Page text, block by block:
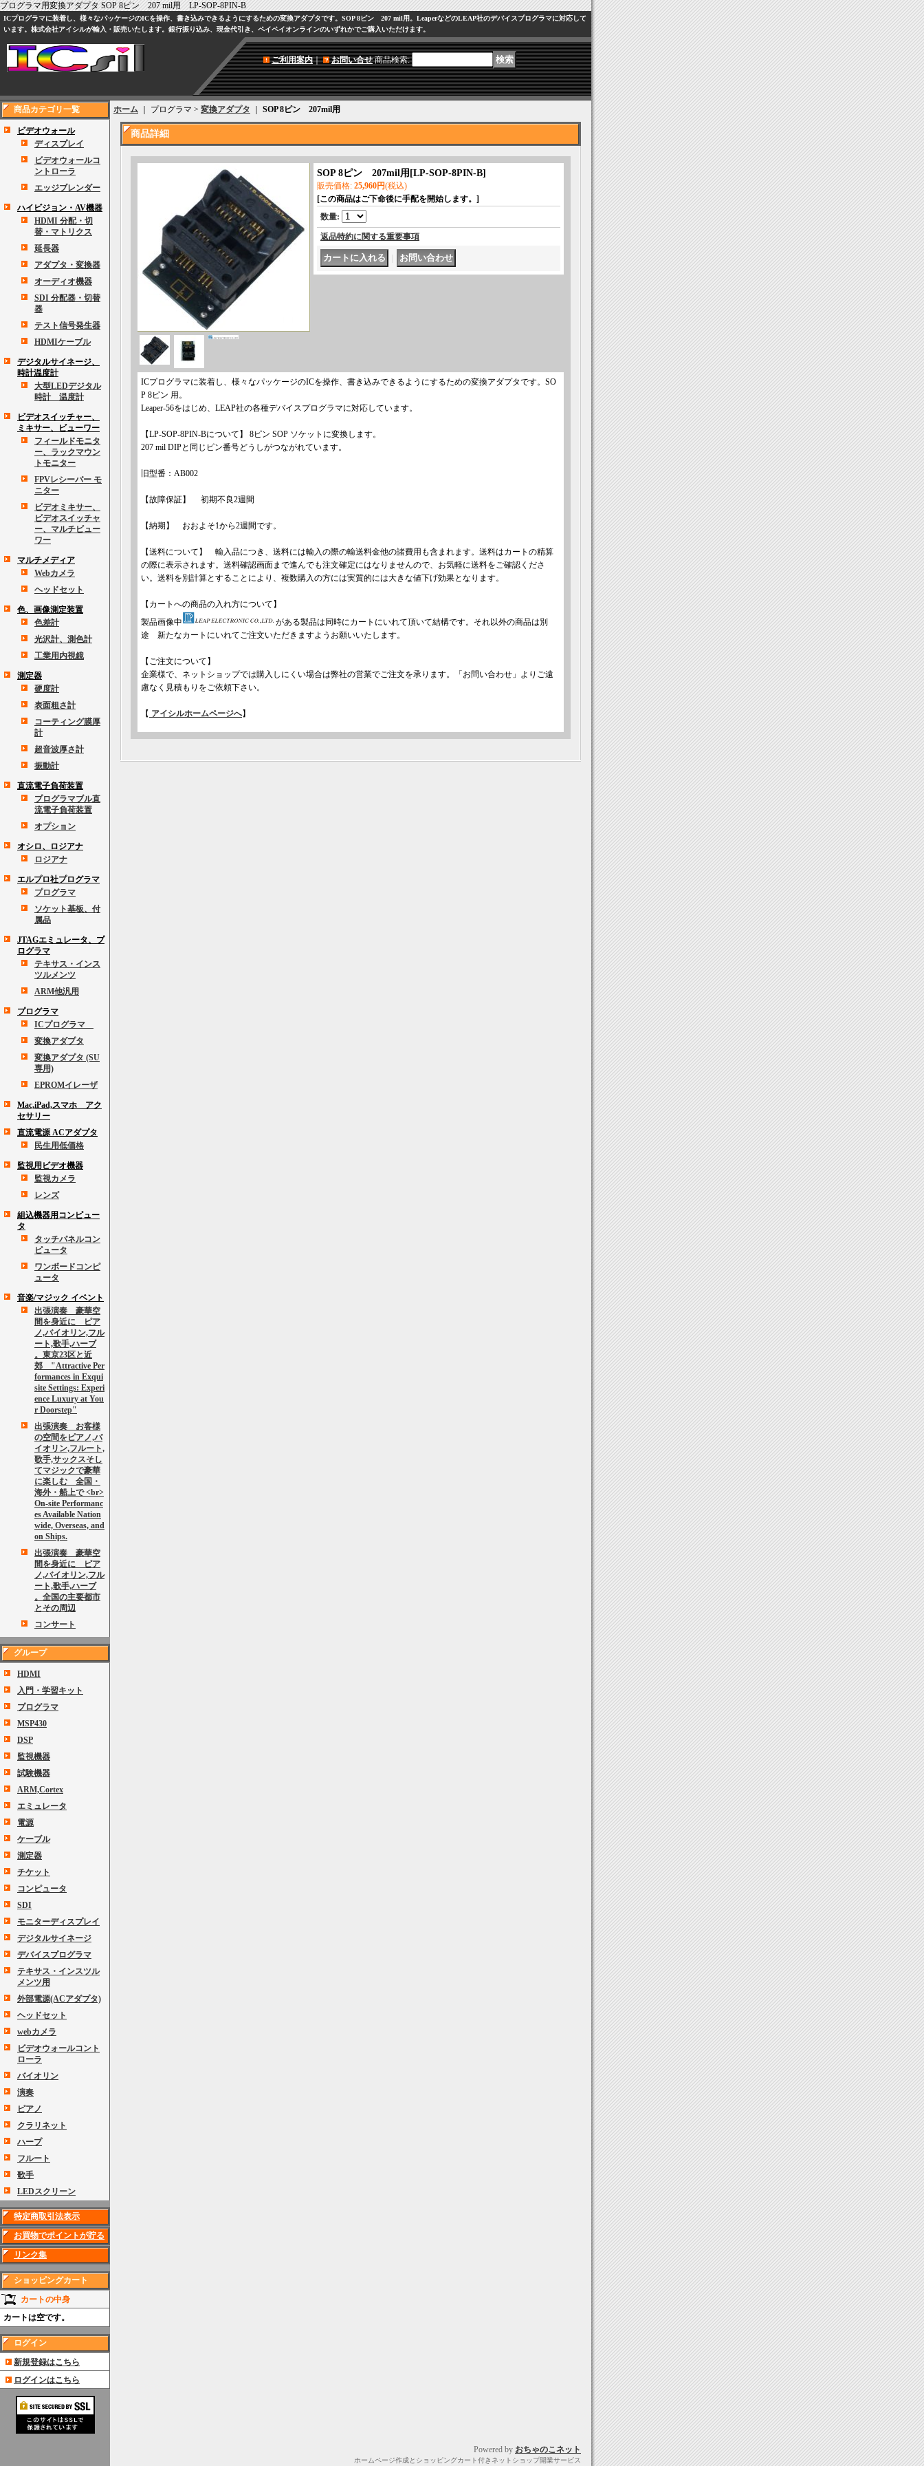
プログラマ用変換アダプタ SOP 8ピン 207 mil用 LP-SOP-8PIN-B
ICプログラマに装着し、様々なパッケージのICを操作、書き込みできるようにするための変換アダプタです。SOP 8ピン 207 mil用。LeaperなどのLEAP社のデバイスプログラマに対応して
います。株式会社アイシルが輸入・販売いたします。銀行振り込み、現金代引き、ペイペイオンラインのいずれかでご購入いただけます。
ご利用案内｜ お問い合せ 商品検索:
商品カテゴリ一覧
ビデオウォール
ディスプレイ
ビデオウォールコ
ントローラ
エッジブレンダー
ハイビジョン・AV機器
HDMI 分配・切
替・マトリクス
延長器
アダプタ・変換器
オーディオ機器
SDI 分配器・切替
器
テスト信号発生器
HDMIケーブル
デジタルサイネージ、
時計温度計
大型LEDデジタル
時計 温度計
ビデオスイッチャー、
ミキサー、ビューワー
フィールドモニタ
ー、ラックマウン
トモニター
FPVレシーバー モ
ニター
ビデオミキサー、
ビデオスイッチャ
ー、マルチビュー
ワー
マルチメディア
Webカメラ
ヘッドセット
色、画像測定装置
色差計
光沢計、測色計
工業用内視鏡
測定器
硬度計
表面粗さ計
コーティング膜厚
計
超音波厚さ計
振動計
直流電子負荷装置
プログラマブル直
流電子負荷装置
オプション
オシロ、ロジアナ
ロジアナ
エルプロ社プログラマ
プログラマ
ソケット基板、付
属品
JTAGエミュレータ、プ
ログラマ
テキサス・インス
ツルメンツ
ARM他汎用
プログラマ
ICプログラマ
変換アダプタ
変換アダプタ (SU
専用)
EPROMイレーザ
Mac,iPad,スマホ アク
セサリー
直流電源 ACアダプタ
民生用低価格
監視用ビデオ機器
監視カメラ
レンズ
組込機器用コンピュー
タ
タッチパネルコン
ピュータ
ワンボードコンピ
ュータ
音楽/マジック イベント
出張演奏 豪華空
間を身近に ピア
ノ,バイオリン,フル
ート,歌手,ハーブ
。東京23区と近
郊 "Attractive Per
formances in Exqui
site Settings: Experi
ence Luxury at You
r Doorstep"
出張演奏 お客様
の空間をピアノ,バ
イオリン,フルート,
歌手,サックスそし
てマジックで豪華
に楽しむ 全国・
海外・船上で <br>
On-site Performanc
es Available Nation
wide, Overseas, and
on Ships.
出張演奏 豪華空
間を身近に ピア
ノ,バイオリン,フル
ート,歌手,ハーブ
。全国の主要都市
とその周辺
コンサート
グループ
HDMI
入門・学習キット
プログラマ
MSP430
DSP
監視機器
試験機器
ARM,Cortex
エミュレータ
電源
ケーブル
測定器
チケット
コンピュータ
SDI
モニターディスプレイ
デジタルサイネージ
デバイスプログラマ
テキサス・インスツル
メンツ用
外部電源(ACアダプタ)
ヘッドセット
webカメラ
ビデオウォールコント
ローラ
バイオリン
演奏
ピアノ
クラリネット
ハープ
フルート
歌手
LEDスクリーン
特定商取引法表示
お買物でポイントが貯る
リンク集
ショッピングカート
カートの中身
カートは空です。
ログイン
新規登録はこちら
ログインはこちら
ホーム ｜ プログラマ > 変換アダプタ SOP 8ピン 207mil用
商品詳細
SOP 8ピン 207mil用 [LP-SOP-8PIN-B]
販売価格: 25,960円(税込)
[この商品はご下命後に手配を開始します。]
数量:
返品特約に関する重要事項
ICプログラマに装着し、様々なパッケージのICを操作、書き込みできるようにするための変換アダプタです。SO
P 8ピン 用。
Leaper-56をはじめ、LEAP社の各種デバイスプログラマに対応しています。
【LP-SOP-8PIN-Bについて】 8ピン SOP ソケットに変換します。
207 mil DIPと同じピン番号どうしがつながれています。
旧型番：AB002
【故障保証】 初期不良2週間
【納期】 おおよそ1から2週間です。
【送料について】 輸入品につき、送料には輸入の際の輸送料金他の諸費用も含まれます。送料はカートの精算
の際に表示されます。送料確認画面まで進んでも注文確定にはなりませんので、お気軽に送料をご確認くださ
い。送料を別計算とすることにより、複数購入の方には実質的には大きな値下げ効果となります。
【カートへの商品の入れ方について】
製品画像中
がある製品は同時にカートにいれて頂いて結構です。それ以外の商品は別
途 新たなカートにいれてご注文いただきますようお願いいたします。
【ご注文について】
企業様で、ネットショップでは購入しにくい場合は弊社の営業でご注文を承ります。「お問い合わせ」よりご遠
慮なく見積もりをご依頼下さい。
【 アイシルホームページへ】
Powered by おちゃのこネット
ホームページ作成とショッピングカート付きネットショップ開業サービス